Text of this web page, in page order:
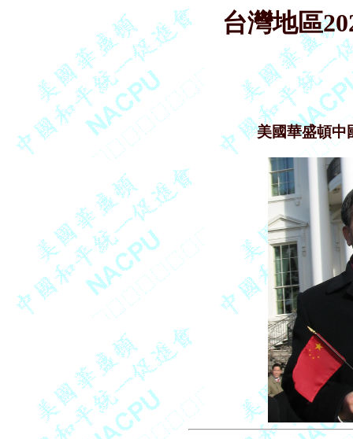
台灣地區
美國華盛頓中